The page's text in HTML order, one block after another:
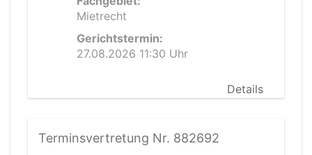
Mietrecht
Gerichtstermin:
27.08.2026 11:30 Uhr
Details
Terminsvertretung Nr. 882692